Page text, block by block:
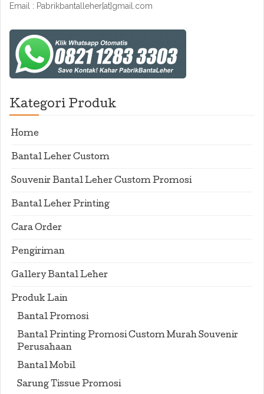
Email : Pabrikbantalleher[at]gmail.com
Kategori Produk
Home
Bantal Leher Custom
Souvenir Bantal Leher Custom Promosi
Bantal Leher Printing
Cara Order
Pengiriman
Gallery Bantal Leher
Produk Lain
Bantal Promosi
Bantal Printing Promosi Custom Murah Souvenir
Perusahaan
Bantal Mobil
Sarung Tissue Promosi